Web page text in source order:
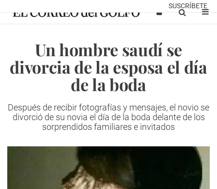
SUSCRÍBETE
Un hombre saudí se
divorcia de la esposa el día
de la boda
Después de recibir fotografías y mensajes, el novio se
divorció de su novia el día de la boda delante de los
sorprendidos familiares e invitados